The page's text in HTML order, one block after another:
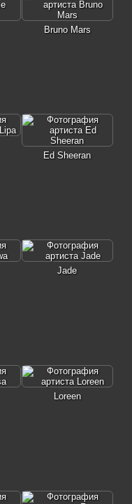
Bruno Mars
Ed Sheeran
Jade
Loreen